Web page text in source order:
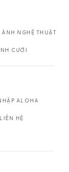
ẢNH NGHỆ THUẬT
CƯỚI
ALOHA
LIÊN HỆ